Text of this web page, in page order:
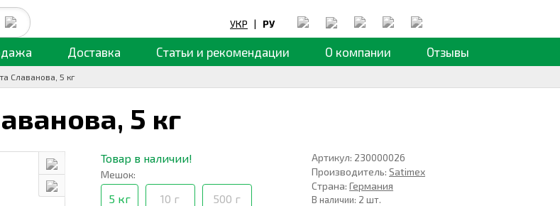
УКР | РУ
Доставка Статьи и рекомендации О компании Отзывы
Славанова, 5 кг
5 кг
Товар в наличии!
Мешок:
5 кг 10 г 500 г
Артикул: 230000026
Производитель:Satimex
Страна:Германия
В наличии: 2 шт.